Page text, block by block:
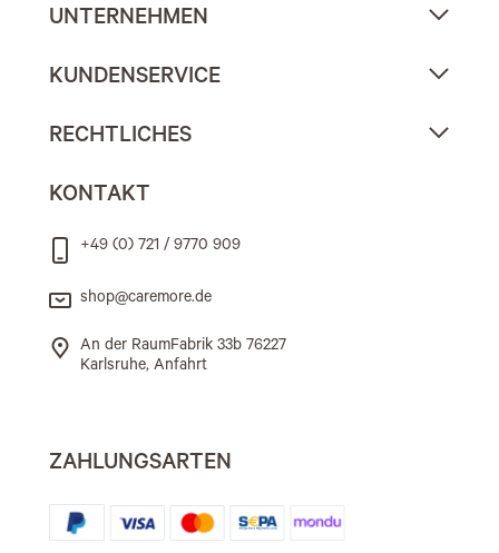
UNTERNEHMEN
KUNDENSERVICE
RECHTLICHES
KONTAKT
+49 (0) 721 / 9770 909
shop@caremore.de
An der RaumFabrik 33b 76227
Karlsruhe, Anfahrt
ZAHLUNGSARTEN